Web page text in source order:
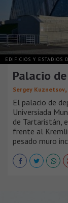
EDIFICIOS Y ESTADIOS
Palacio
Sergey Kuznetsov,
El palacio de
Universiada
de Tartaristán,
frente al
pesado muro